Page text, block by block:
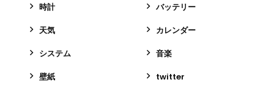
時計
バッテリー
天気
カレンダー
システム
音楽
壁紙
twitter